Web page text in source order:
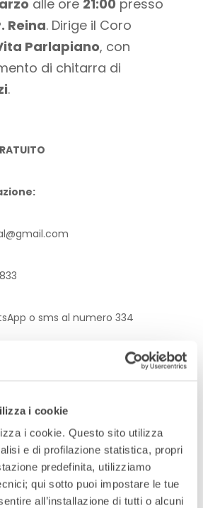
i cookie
i cookie. Questo sito utilizza
e di profilazione statistica, propri
predefinita, utilizziamo
qui sotto puoi impostare le tue
all’installazione di tutti o alcuni
alle ore 21:00 presso
Reina. Dirige il Coro
Parlapiano, con
di chitarra di
.
o sms al numero 334